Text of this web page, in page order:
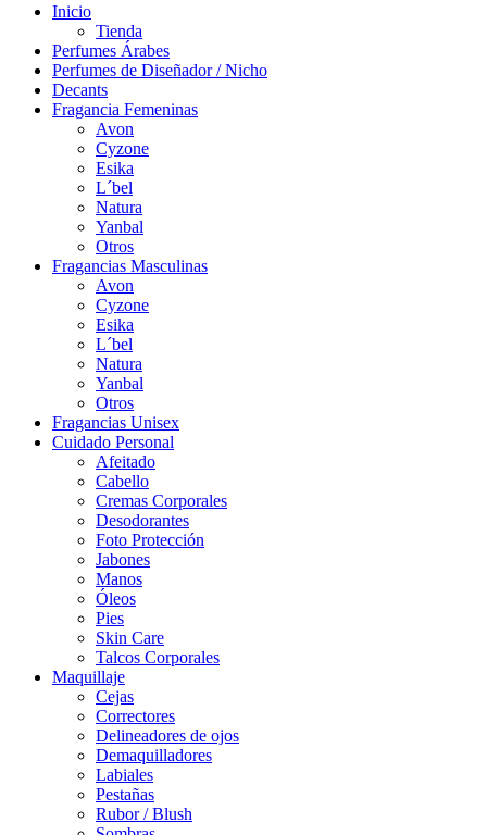
Inicio
Tienda
Perfumes Árabes
Perfumes de Diseñador / Nicho
Decants
Fragancia Femeninas
Avon
Cyzone
Esika
L´bel
Natura
Yanbal
Otros
Fragancias Masculinas
Avon
Cyzone
Esika
L´bel
Natura
Yanbal
Otros
Fragancias Unisex
Cuidado Personal
Afeitado
Cabello
Cremas Corporales
Desodorantes
Foto Protección
Jabones
Manos
Óleos
Pies
Skin Care
Talcos Corporales
Maquillaje
Cejas
Correctores
Delineadores de ojos
Demaquilladores
Labiales
Pestañas
Rubor / Blush